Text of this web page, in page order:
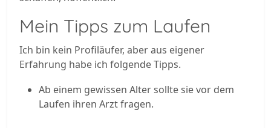
Mein Tipps zum Laufen
Ich bin kein Profiläufer, aber aus eigener
Erfahrung habe ich folgende Tipps.
Ab einem gewissen Alter sollte sie vor dem
Laufen ihren Arzt fragen.